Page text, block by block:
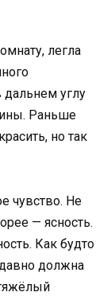
легла
дальнем углу
Раньше
но так
чувство. Не
— ясность.
Как будто
должна